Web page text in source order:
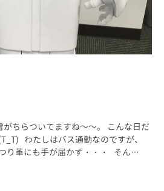
ちらついてますね～～。 こんな日だ
わたしはバス通勤なのですが、
り革にも手が届かず・・・ そん…